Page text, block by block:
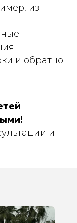
из
и обратно
и